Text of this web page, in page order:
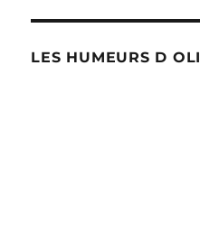
LES HUMEURS D OLI